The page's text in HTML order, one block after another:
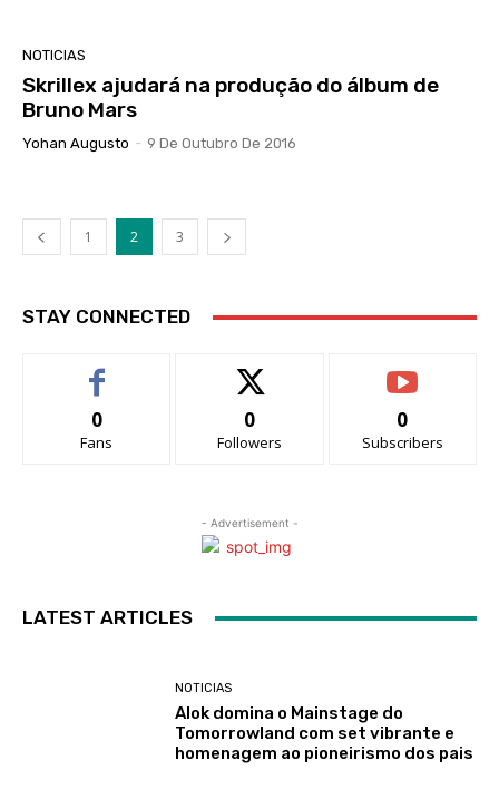
NOTICIAS
Skrillex ajudará na produção do álbum de
Bruno Mars
Yohan Augusto - 9 De Outubro De 2016
1 2 3
STAY CONNECTED
0
Fans
0
Followers
0
Subscribers
- Advertisement -
LATEST ARTICLES
NOTICIAS
Alok domina o Mainstage do
Tomorrowland com set vibrante e
homenagem ao pioneirismo dos pais